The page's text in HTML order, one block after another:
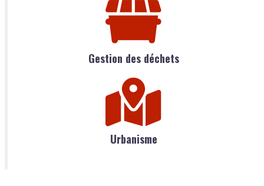
Gestion des déchets
Urbanisme